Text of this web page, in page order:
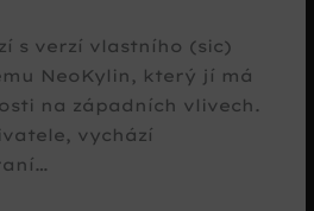
s verzí vlastního (sic)
NeoKylin, který jí má
na západních vlivech.
vychází